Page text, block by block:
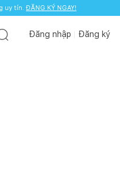
uy tín. ĐĂNG KÝ NGAY!
Đăng nhập Đăng ký